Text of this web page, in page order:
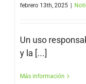
febrero 13th, 2025
Un uso
y la [...]
Más información